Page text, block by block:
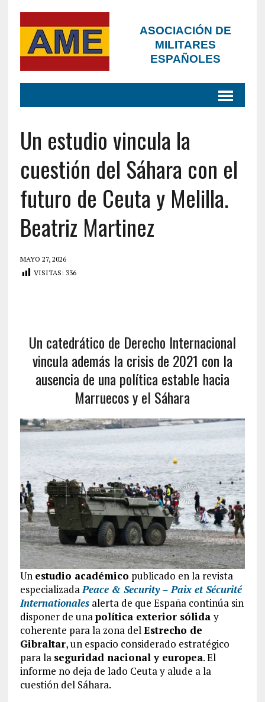
ASOCIACIÓN DE
MILITARES
ESPAÑOLES
Un estudio vincula la
cuestión del Sáhara con el
futuro de Ceuta y Melilla.
Beatriz Martinez
MAYO 27, 2026
VISITAS: 336
Un catedrático de Derecho Internacional
vincula además la crisis de 2021 con la
ausencia de una política estable hacia
Marruecos y el Sáhara
Un estudio académico publicado en la revista
especializadaPeace & Security – Paix et Sécurité
Internationalesalerta de que España continúa sin
disponer de unapolítica exterior sóliday
coherente para la zona delEstrecho de
Gibraltar, un espacio considerado estratégico
para la seguridad nacional y europea. El
informe no deja de lado Ceuta y alude a la
cuestión del Sáhara.